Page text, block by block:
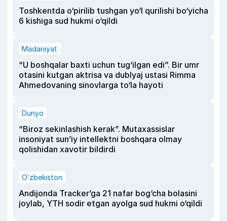
Toshkentda o‘pirilib tushgan yo‘l qurilishi bo‘yicha
6 kishiga sud hukmi o‘qildi
Madaniyat
“U boshqalar baxti uchun tug‘ilgan edi”. Bir umr
otasini kutgan aktrisa va dublyaj ustasi Rimma
Ahmedovaning sinovlarga to‘la hayoti
Dunyo
“Biroz sekinlashish kerak”. Mutaxassislar
insoniyat sun’iy intellektni boshqara olmay
qolishidan xavotir bildirdi
O‘zbekiston
Andijonda Tracker’ga 21 nafar bog‘cha bolasini
joylab, YTH sodir etgan ayolga sud hukmi o‘qildi